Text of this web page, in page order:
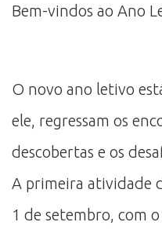
Bem-vindos ao Ano
O novo ano letivo
ele, regressam os
descobertas e os
A primeira atividade
1 de setembro, com